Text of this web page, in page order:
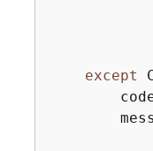
except